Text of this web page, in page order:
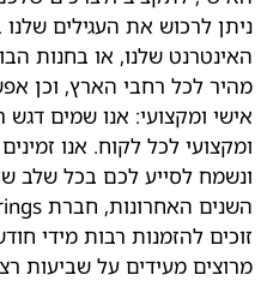
ניתן לרכוש את העגילים
האינטרנט שלנו, או בחנות
מהיר לכל רחבי הארץ, וכן
אישי ומקצועי: אנו שמים
ומקצועי לכל לקוח. אנו
זוכים להזמנות רבות מידי
מרוצים מעידים על שביעות